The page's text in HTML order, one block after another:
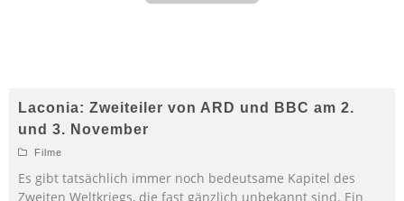
Laconia: Zweiteiler von ARD und BBC am 2.
und 3. November
Filme
Es gibt tatsächlich immer noch bedeutsame Kapitel des
Zweiten Weltkriegs, die fast gänzlich unbekannt sind. Ein